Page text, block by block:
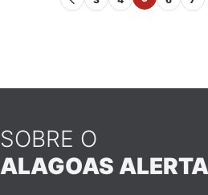
SOBRE O
ALAGOAS ALERTA